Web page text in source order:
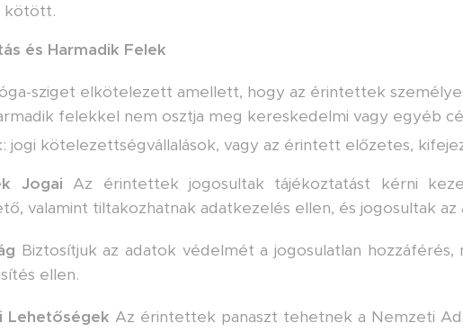
kötött.
és Harmadik Felek
sziget elkötelezett amellett, hogy az érintettek
felekkel nem osztja meg kereskedelmi vagy egyéb
jogi kötelezettségvállalások, vagy az érintett előzetes,
Jogai Az érintettek jogosultak tájékoztatást kérni
valamint tiltakozhatnak adatkezelés ellen, és jogosultak az
Biztosítjuk az adatok védelmét a jogosulatlan
ellen.
Lehetőségek Az érintettek panaszt tehetnek a Nemzeti